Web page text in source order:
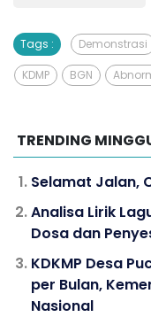
Tags : Demonstrasi
KDMP BGN
TRENDING
Selamat Jalan,
Analisa Lirik
Dosa dan
KDKMP Desa
per Bulan,
Nasional